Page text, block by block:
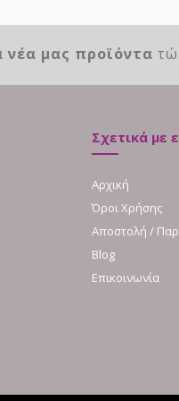
μας προϊόντα
Σχετικά με
Αρχική
Όροι Χρήσης
Αποστολή /
Blog
Επικοινωνία